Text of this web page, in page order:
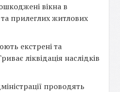
вікна в
прилеглих житлових
екстрені та
ліквідація наслідків
проводять